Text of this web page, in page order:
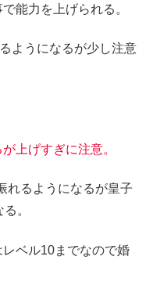
能力を上げられる。
ようになるが少し注意
上げすぎに注意。
れるようになるが皇子
。
ベル10までなので婚